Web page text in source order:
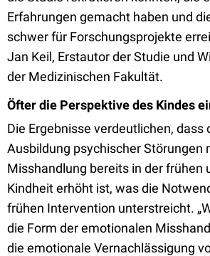
Erfahrungen gemacht haben und
schwer für Forschungsprojekte
Jan Keil, Erstautor der Studie und
der Medizinischen Fakultät.
Öfter die Perspektive des Kindes
Die Ergebnisse verdeutlichen, dass
Ausbildung psychischer Störungen
Misshandlung bereits in der frühen
Kindheit erhöht ist, was die
frühen Intervention unterstreicht.
die Form der emotionalen
die emotionale Vernachlässigung